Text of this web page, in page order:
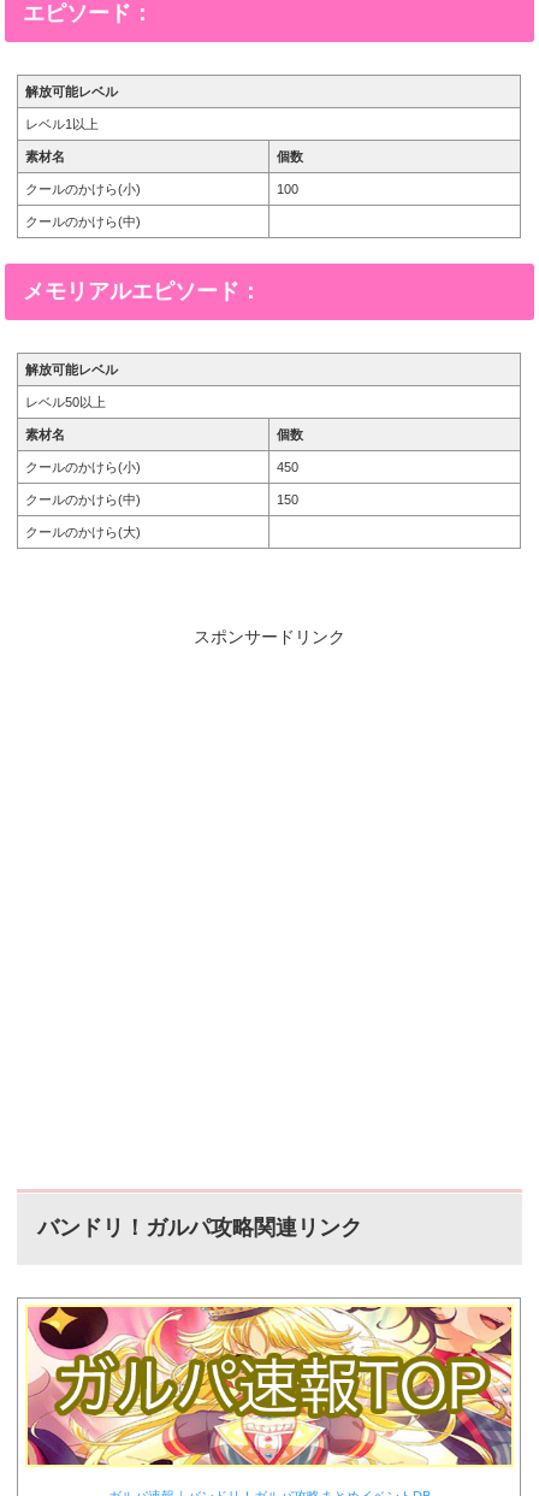
エピソード：
解放可能レベル
レベル1以上
素材名 個数
クールのかけら(小) 100
クールのかけら(中)
メモリアルエピソード：
解放可能レベル
レベル50以上
素材名 個数
クールのかけら(小) 450
クールのかけら(中) 150
クールのかけら(大)
スポンサードリンク
バンドリ！ガルパ攻略関連リンク